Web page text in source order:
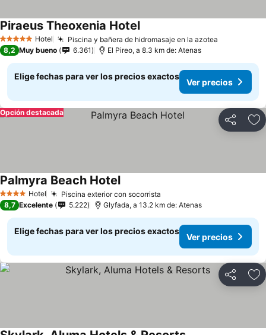
5 Estrellas Hotel Piscina y bañera de hidromasaje en la azotea
Piraeus Theoxenia Hotel
8,2 Muy bueno 6.361 El Pireo, a 8.3 km de: Atenas
Elige fechas para ver los precios exactos
Ver precios
Compartir
Opción destacada
4 EstrellasHotel Piscina exterior con socorrista
Palmyra Beach Hotel
8,7 Excelente 5.222 Glyfada, a 13.2 km de: Atenas
Elige fechas para ver los precios exactos
Ver precios
Compartir